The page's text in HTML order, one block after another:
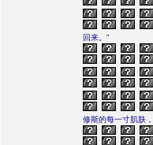
回来。”
修斯的每一寸肌肤